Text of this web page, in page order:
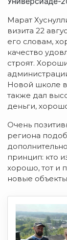
Марат
визита 22
его словам,
качество
строят.
Новой школе
также дал
деньги,
Очень
региона
принцип: кто
хорошо, тот и
новые